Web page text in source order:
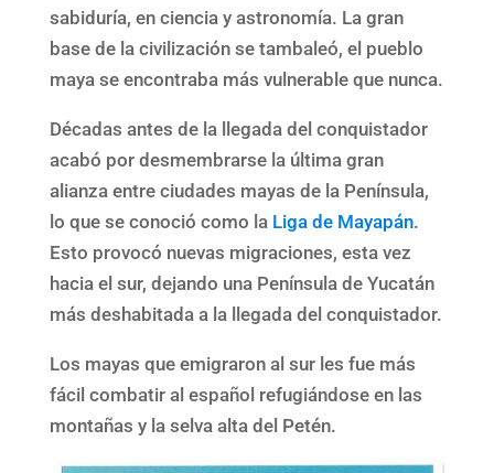
sabiduría, en ciencia y astronomía. La gran
base de la civilización se tambaleó, el pueblo
maya se encontraba más vulnerable que nunca.
Décadas antes de la llegada del conquistador
acabó por desmembrarse la última gran
alianza entre ciudades mayas de la Península,
lo que se conoció como la Liga de Mayapán.
Esto provocó nuevas migraciones, esta vez
hacia el sur, dejando una Península de Yucatán
más deshabitada a la llegada del conquistador.
Los mayas que emigraron al sur les fue más
fácil combatir al español refugiándose en las
montañas y la selva alta del Petén.